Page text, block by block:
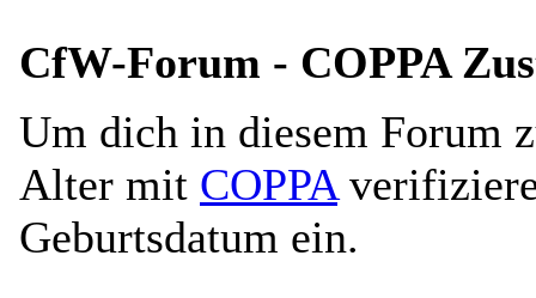
CfW-Forum - COPPA
Um dich in diesem Forum
Alter mit COPPA
Geburtsdatum ein.